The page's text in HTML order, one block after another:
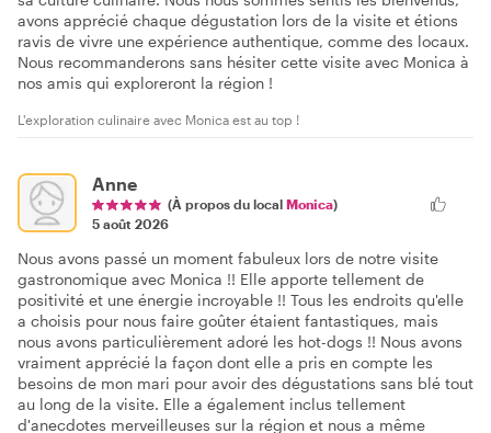
avons apprécié chaque dégustation lors de la visite et étions
ravis de vivre une expérience authentique, comme des locaux.
Nous recommanderons sans hésiter cette visite avec Monica à
nos amis qui exploreront la région !
L'exploration culinaire avec Monica est au top !
Anne
(À propos du local Monica)
5 août 2026
Nous avons passé un moment fabuleux lors de notre visite
gastronomique avec Monica !! Elle apporte tellement de
positivité et une énergie incroyable !! Tous les endroits qu'elle
a choisis pour nous faire goûter étaient fantastiques, mais
nous avons particulièrement adoré les hot-dogs !! Nous avons
vraiment apprécié la façon dont elle a pris en compte les
besoins de mon mari pour avoir des dégustations sans blé tout
au long de la visite. Elle a également inclus tellement
d'anecdotes merveilleuses sur la région et nous a même